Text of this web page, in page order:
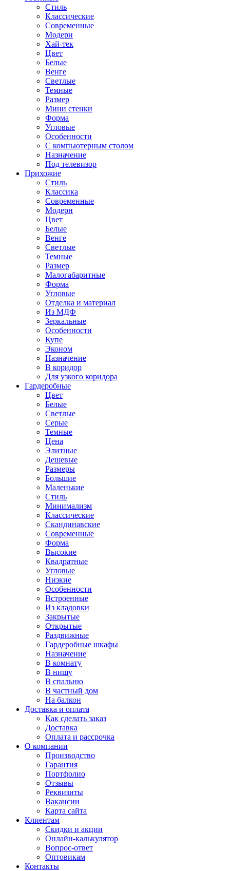
Стиль
Классические
Современные
Модерн
Хай-тек
Цвет
Белые
Венге
Светлые
Темные
Размер
Мини стенки
Форма
Угловые
Особенности
С компьютерным столом
Назначение
Под телевизор
Прихожие
Стиль
Классика
Современные
Модерн
Цвет
Белые
Венге
Светлые
Темные
Размер
Малогабаритные
Форма
Угловые
Отделка и материал
Из МДФ
Зеркальные
Особенности
Купе
Эконом
Назначение
В коридор
Для узкого коридора
Гардеробные
Цвет
Белые
Светлые
Серые
Темные
Цена
Элитные
Дешевые
Размеры
Большие
Маленькие
Стиль
Минимализм
Классические
Скандинавские
Современные
Форма
Высокие
Квадратные
Угловые
Низкие
Особенности
Встроенные
Из кладовки
Закрытые
Открытые
Раздвижные
Гардеробные шкафы
Назначение
В комнату
В нишу
В спальню
В частный дом
На балкон
Доставка и оплата
Как сделать заказ
Доставка
Оплата и рассрочка
О компании
Производство
Гарантия
Портфолио
Отзывы
Реквизиты
Вакансии
Карта сайта
Клиентам
Скидки и акции
Онлайн-калькулятор
Вопрос-ответ
Оптовикам
Контакты